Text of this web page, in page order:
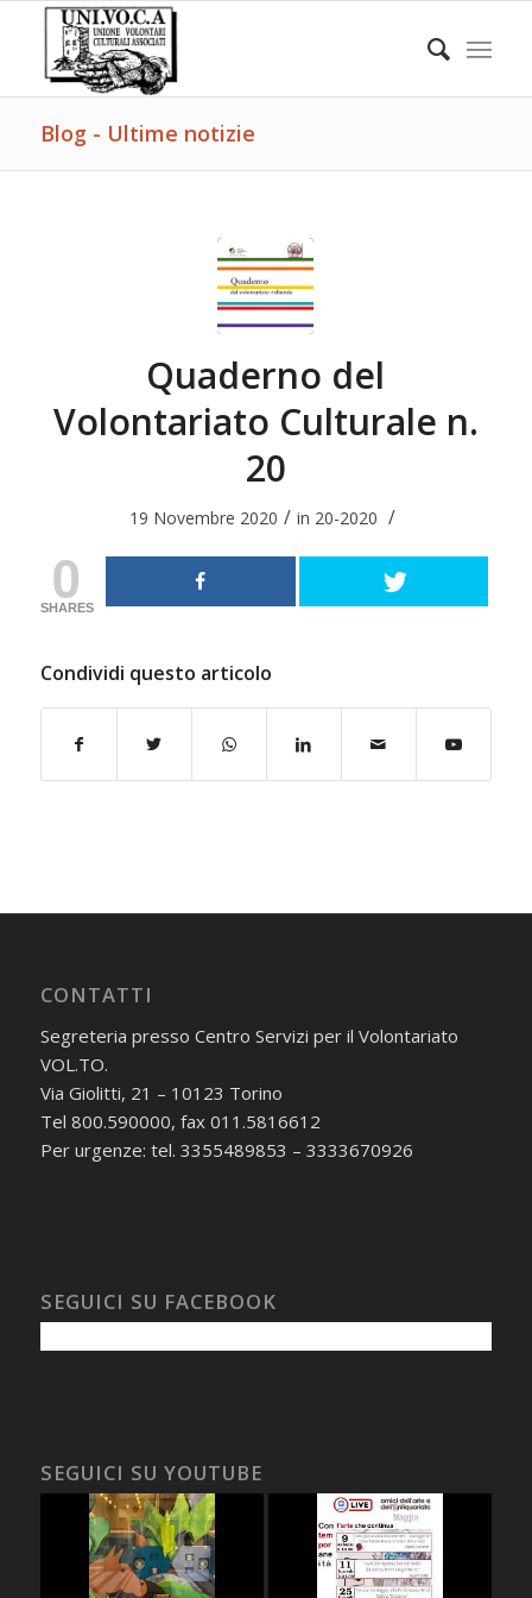
Blog - Ultime notizie
Quaderno del
Volontariato Culturale n.
20
19 Novembre 2020 / in 20-2020 /
0
SHARES
Condividi questo articolo
CONTATTI
Segreteria presso Centro Servizi per il Volontariato
VOL.TO.
Via Giolitti, 21 – 10123 Torino
Tel 800.590000, fax 011.5816612
Per urgenze: tel. 3355489853 – 3333670926
SEGUICI SU FACEBOOK
SEGUICI SU YOUTUBE